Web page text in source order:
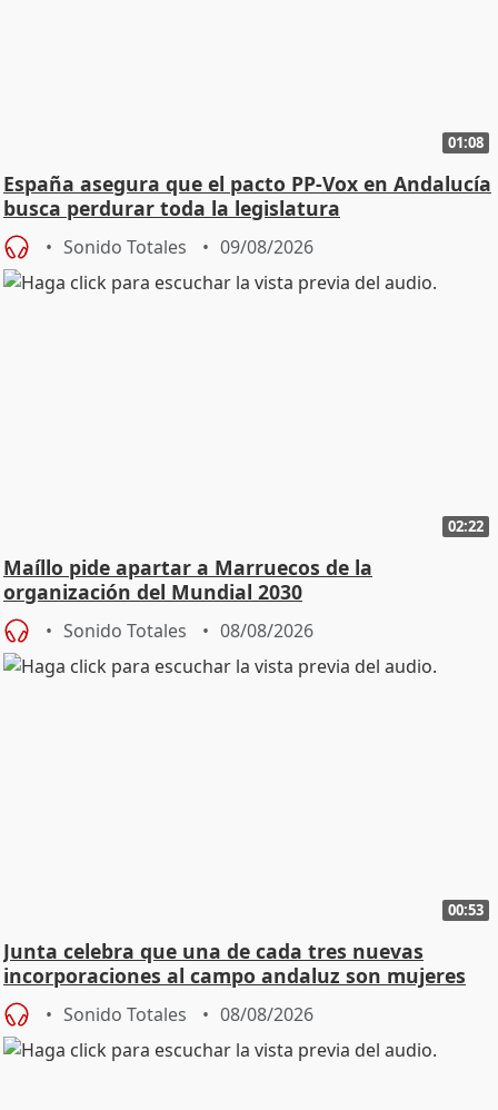
01:08
España asegura que el pacto PP-Vox en Andalucía
busca perdurar toda la legislatura
Sonido Totales 09/08/2026
02:22
Maíllo pide apartar a Marruecos de la
organización del Mundial 2030
Sonido Totales 08/08/2026
00:53
Junta celebra que una de cada tres nuevas
incorporaciones al campo andaluz son mujeres
jóvenes
Sonido Totales 08/08/2026